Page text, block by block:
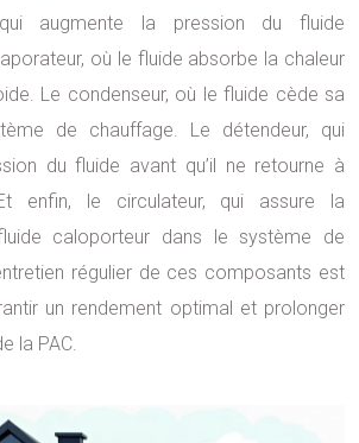
augmente la pression du fluide
où le fluide absorbe la chaleur
Le condenseur, où le fluide cède sa
de chauffage. Le détendeur, qui
du fluide avant qu’il ne retourne à
Et enfin, le circulateur, qui assure la
caloporteur dans le système de
régulier de ces composants est
un rendement optimal et prolonger
la PAC.